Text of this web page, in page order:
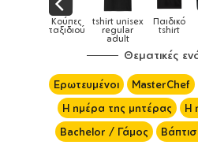
Κούπες
ταξιδιού
tshirt unisex
regular
adult
Παιδικό
tshirt
Θεματικές
Ερωτευμένοι MasterChef
Η ημέρα της μητέρας
Η
Bachelor / Γάμος